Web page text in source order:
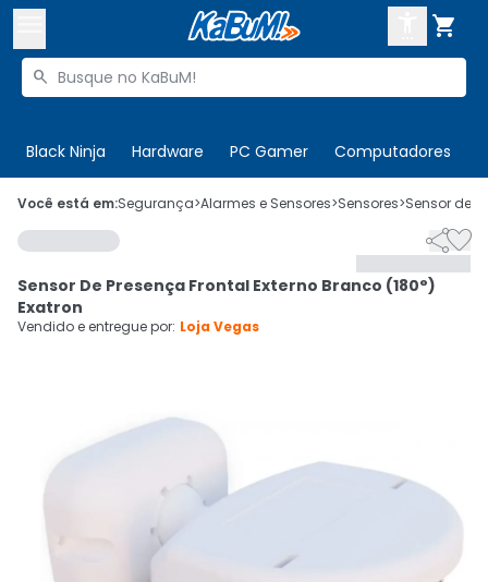

Buscar produtos

Black Ninja Hardware PC Gamer Computadores
 Olá. Acesse sua conta
 Departamentos
Cupons
CADASTRE-SE
Você está em:Segurança>Alarmes e Sensores>Sensores>Sensor de

Sensor De Presença Frontal Externo Branco (180°)
Exatron
Vendido e entregue por: Loja Vegas